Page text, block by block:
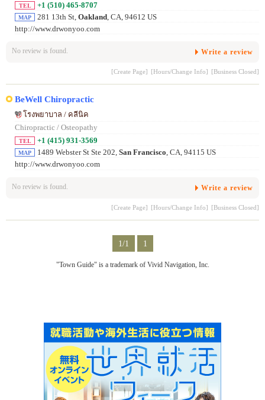
TEL +1 (510) 465-8707
MAP 281 13th St, Oakland , CA, 94612 US
http://www.drwonyoo.com
No review is found. Write a review
[Create Page] [Hours/Change Info] [Business Closed]
BeWell Chiropractic
โรงพยาบาล / คลีนิค
Chiropractic / Osteopathy
TEL +1 (415) 931-3569
MAP 1489 Webster St Ste 202, San Francisco, CA, 94115 US
http://www.drwonyoo.com
No review is found. Write a review
[Create Page] [Hours/Change Info] [Business Closed]
1/1 1
"Town Guide" is a trademark of Vivid Navigation, Inc.